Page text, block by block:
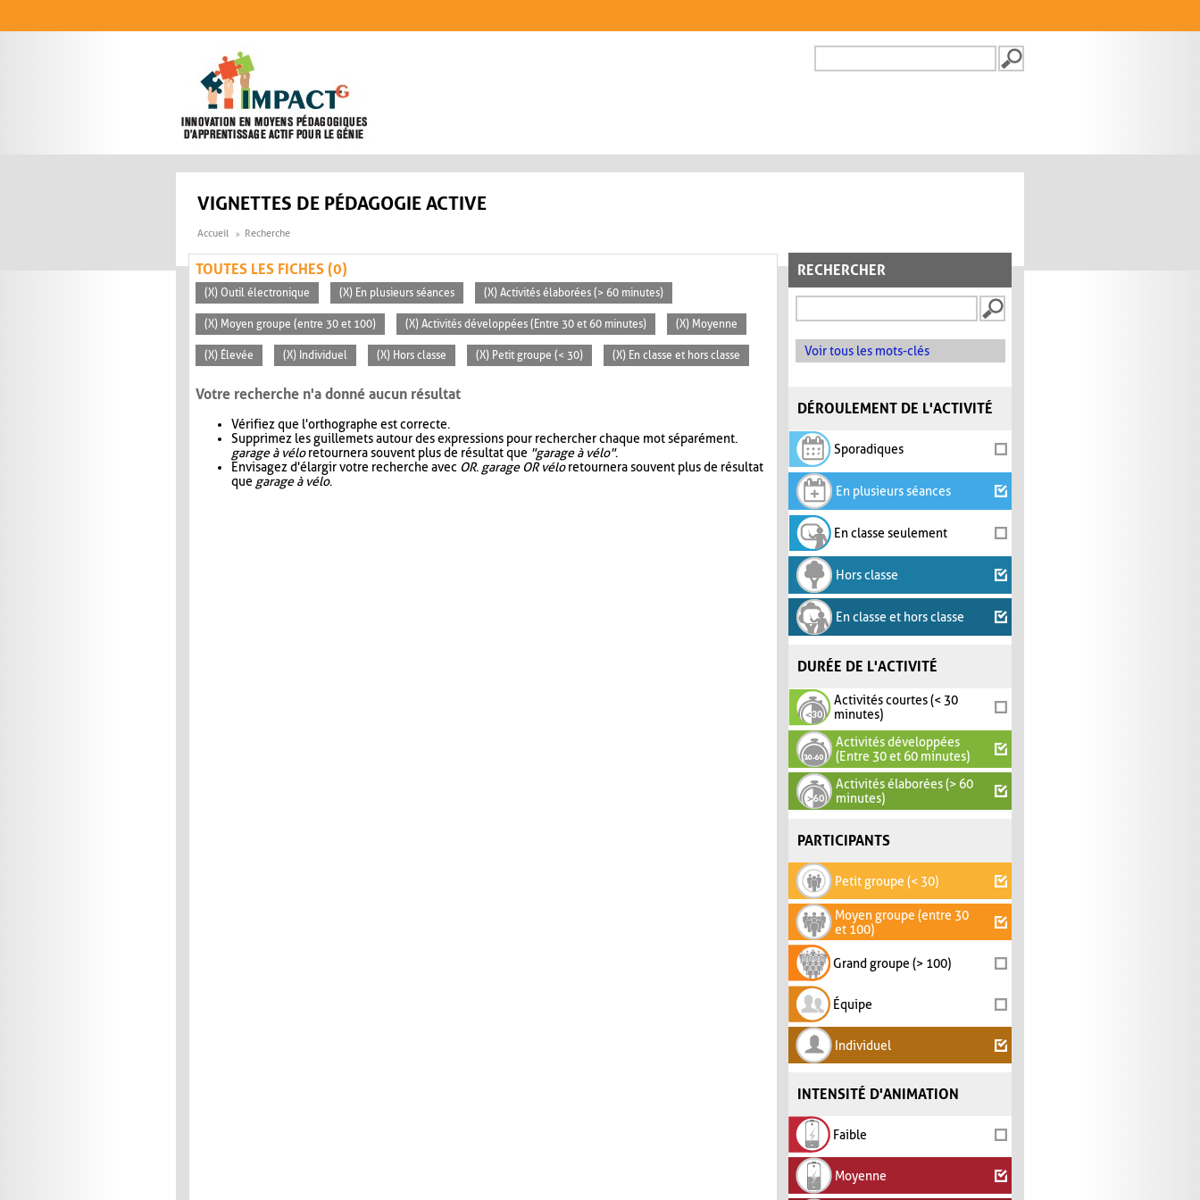
FORMULAIRE DE
VIGNETTES DE PÉDAGOGIE ACTIVE
Accueil Recherche
RECHERCHER
Voir tous les mots-clés
DÉROULEMENT DE L'ACTIVITÉ
Sporadiques
En plusieurs séances
En classe seulement
Hors classe
En classe et hors classe
DURÉE DE L'ACTIVITÉ
Activités courtes (< 30
minutes)
Activités développées
(Entre 30 et 60 minutes)
Activités élaborées (> 60
minutes)
PARTICIPANTS
Petit groupe (< 30)
Moyen groupe (entre 30
et 100)
Grand groupe (> 100)
Équipe
Individuel
INTENSITÉ D'ANIMATION
Faible
Moyenne
TOUTES LES FICHES (0)
(X) Outil électronique (X) En plusieurs séances (X) Activités élaborées (> 60 minutes)
(X) Moyen groupe (entre 30 et 100) (X) Activités développées (Entre 30 et 60 minutes) (X) Moyenne
(X) Élevée (X) Individuel (X) Hors classe (X) Petit groupe (< 30) (X) En classe et hors classe
Votre recherche n'a donné aucun résultat
Vérifiez que l'orthographe est correcte.
Supprimez les guillemets autour des expressions pour rechercher chaque mot séparément.
garage à véloretournera souvent plus de résultat que "garage à vélo".
Envisagez d'élargir votre recherche avec OR. garage OR véloretournera souvent plus de résultat
que garage à vélo.